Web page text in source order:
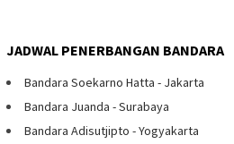
JADWAL PENERBANGAN BANDARA
Bandara Soekarno Hatta - Jakarta
Bandara Juanda - Surabaya
Bandara Adisutjipto - Yogyakarta